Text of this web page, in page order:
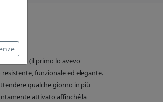
secondo (il primo lo avevo
funzionale ed elegante.
qualche giorno in più
attivato affinché la